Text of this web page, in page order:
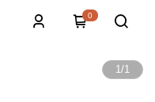
0
1/1